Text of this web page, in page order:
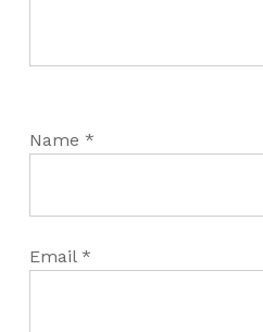
Name *
Email *